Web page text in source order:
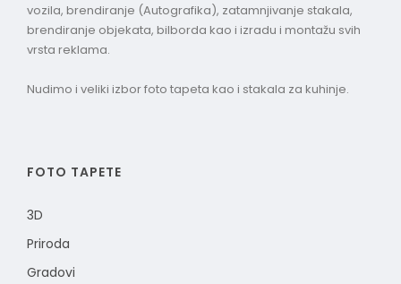
vozila, brendiranje (Autografika), zatamnjivanje stakala,
brendiranje objekata, bilborda kao i izradu i montažu svih
vrsta reklama.
Nudimo i veliki izbor foto tapeta kao i stakala za kuhinje.
FOTO TAPETE
3D
Priroda
Gradovi